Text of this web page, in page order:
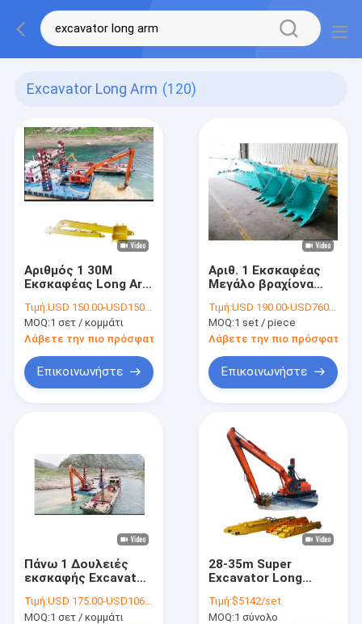
Excavator Long Arm (120)
Αριθμός 1 30M
Εκσκαφέας Long Arm
Q690D Υψηλής
Απόδοσης
Τιμή:USD 150.00-USD15050.00
MOQ:1 σετ / κομμάτι
Λάβετε την πιο πρόσφατη τιμή
Επικοινωνήστε
Αριθ. 1 Εκσκαφέας
Μεγάλο βραχίονα
Εκσκαφέας με
βύθιση για σκάψιμο
Τιμή:USD 190.00-USD7600.00
MOQ:1 set / piece
Λάβετε την πιο πρόσφατη
Επικοινωνήστε
Πάνω 1 Δουλειές
εκσκαφής Excavator
Q355B υλικό για το
ποτάμι
Τιμή:USD 175.00-USD10600.00
MOQ:1 σετ / κομμάτι
28-35m Super
Excavator Long
Excavator Long Arm
για την Hitachi 1200
Τιμή:$5142/set
MOQ:1 σύνολο